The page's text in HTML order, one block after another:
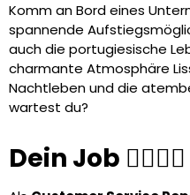
Komm an Bord eines
spannende
auch die portugiesische
charmante Atmosphäre
Nachtleben und die
wartest du?
Dein Job 🦸‍♀️🦸‍♂️